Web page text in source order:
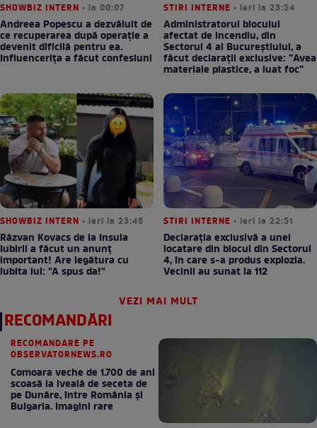
SHOWBIZ INTERN • la 00:07
Andreea Popescu a dezvăluit de
ce recuperarea după operație a
devenit dificilă pentru ea.
Influencerița a făcut confesiuni
STIRI INTERNE • ieri la 23:54
Administratorul blocului
afectat de incendiu, din
Sectorul 4 al Bucureștiului, a
făcut declarații exclusive: ”Avea
materiale plastice, a luat foc”
SHOWBIZ INTERN • ieri la 23:46
Răzvan Kovacs de la Insula
Iubirii a făcut un anunț
important! Are legătura cu
iubita lui: "A spus da!"
STIRI INTERNE • ieri la 22:51
Declarația exclusivă a unei
locatare din blocul din Sectorul
4, în care s-a produs explozia.
Vecinii au sunat la 112
VEZI MAI MULT
RECOMANDĂRI
RECOMANDARE PE
OBSERVATORNEWS.RO
Comoara veche de 1.700 de ani
scoasă la iveală de seceta de
pe Dunăre, între România şi
Bulgaria. Imagini rare